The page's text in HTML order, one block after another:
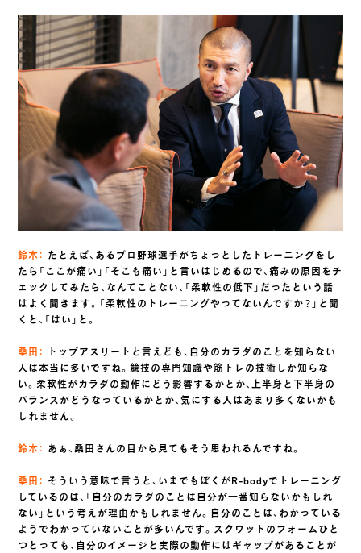
鈴木： たとえば、あるプロ野球選手がちょっとしたトレーニングをし
たら「ここが痛い」「そこも痛い」と言いはじめるので、痛みの原因をチ
ェックしてみたら、なんてことない、「柔軟性の低下」だったという話
はよく聞きます。「柔軟性のトレーニングやってないんですか？」と聞
くと、「はい」と。
桑田：
トップアスリートと言えども、自分のカラダのことを知らない
人は本当に多いですね。競技の専門知識や筋トレの技術しか知らな
い。柔軟性がカラダの動作にどう影響するかとか、上半身と下半身の
バランスがどうなっているかとか、気にする人はあまり多くないかも
しれません。
鈴木： あぁ、桑田さんの目から見てもそう思われるんですね。
桑田： そういう意味で言うと、いまでもぼくがR-bodyでトレーニング
しているのは、「自分のカラダのことは自分が一番知らないかもしれ
ない」という考えが理由かもしれません。自分のことは、わかっている
ようでわかっていないことが多いんです。スクワットのフォームひと
つとっても、自分のイメージと実際の動作にはギャップがあることが